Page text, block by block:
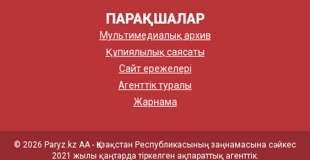
ПАРАҚШАЛАР
Мультимедиалық архив
Құпиялылық саясаты
Сайт ережелері
Агенттік туралы
Жарнама
© 2026 Paryz.kz АА - Қазақстан Республикасының заңнамасына сәйкес
2021 жылы қаңтарда тіркелген ақпараттық агенттік.